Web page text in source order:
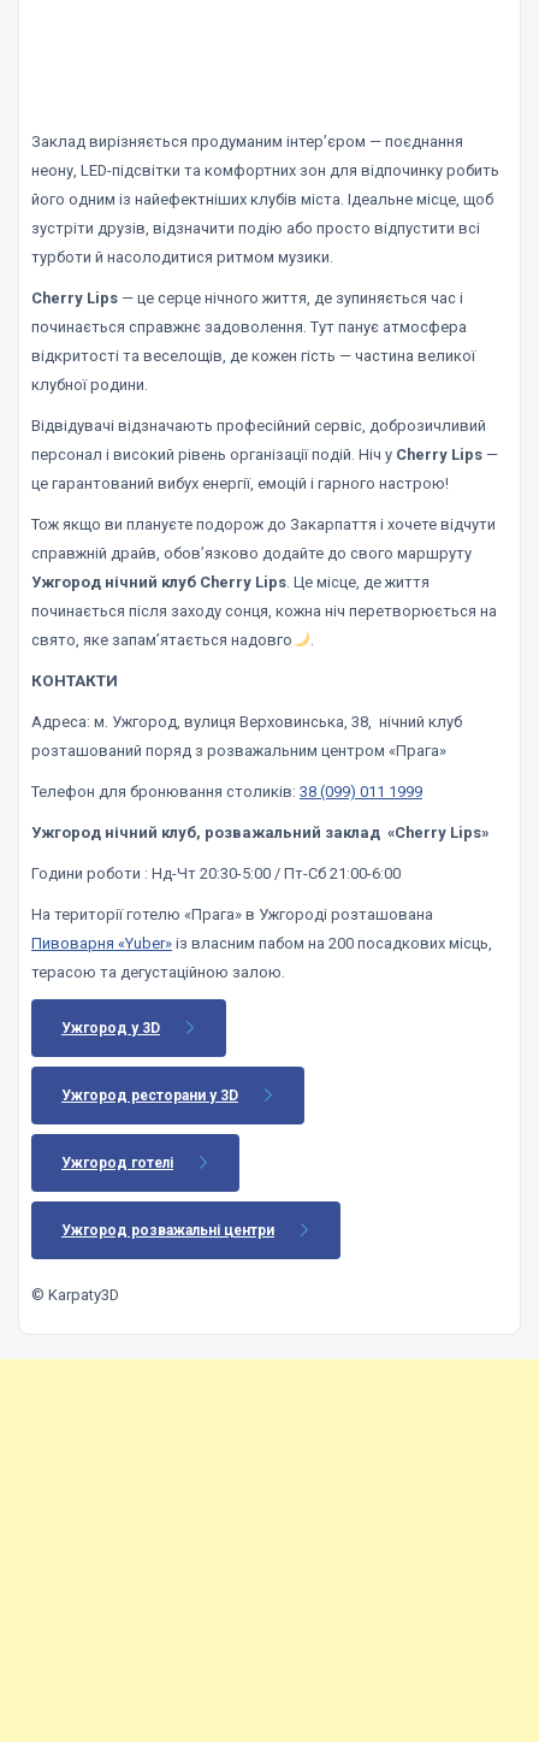
Заклад вирізняється продуманим інтер’єром — поєднання
неону, LED-підсвітки та комфортних зон для відпочинку робить
його одним із найефектніших клубів міста. Ідеальне місце, щоб
зустріти друзів, відзначити подію або просто відпустити всі
турботи й насолодитися ритмом музики.
Cherry Lips — це серце нічного життя, де зупиняється час і
починається справжнє задоволення. Тут панує атмосфера
відкритості та веселощів, де кожен гість — частина великої
клубної родини.
Відвідувачі відзначають професійний сервіс, доброзичливий
персонал і високий рівень організації подій. Ніч у Cherry Lips —
це гарантований вибух енергії, емоцій і гарного настрою!
Тож якщо ви плануєте подорож до Закарпаття і хочете відчути
справжній драйв, обов’язково додайте до свого маршруту
Ужгород нічний клуб Cherry Lips. Це місце, де життя
починається після заходу сонця, кожна ніч перетворюється на
свято, яке запам’ятається надовго
.
КОНТАКТИ
Адреса: м. Ужгород, вулиця Верховинська, 38, нічний клуб
розташований поряд з розважальним центром «Прага»
Телефон для бронювання столиків: 38 (099) 011 1999
Ужгород нічний клуб, розважальний заклад «Cherry Lips»
Години роботи : Нд-Чт 20:30-5:00 / Пт-Сб 21:00-6:00
На території готелю «Прага» в Ужгороді розташована
Пивоварня «Yuber» із власним пабом на 200 посадкових місць,
терасою та дегустаційною залою.
Ужгород у 3D
Ужгород ресторани у 3D
Ужгород готелі
Ужгород розважальні центри
© Karpaty3D